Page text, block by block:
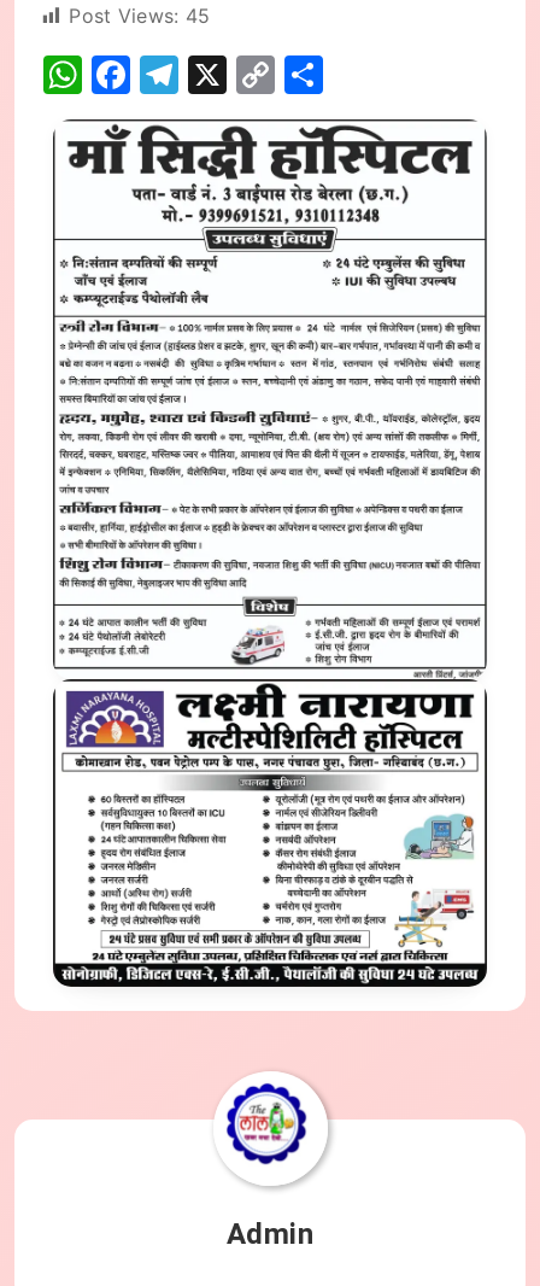
Post Views: 45
WhatsApp
Facebook
Telegram
X
Copy
Link
Admin